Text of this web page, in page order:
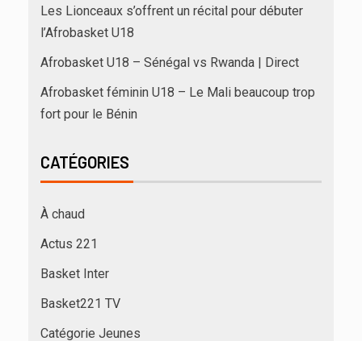
Les Lionceaux s’offrent un récital pour débuter
l’Afrobasket U18
Afrobasket U18 – Sénégal vs Rwanda | Direct
Afrobasket féminin U18 – Le Mali beaucoup trop
fort pour le Bénin
CATÉGORIES
À chaud
Actus 221
Basket Inter
Basket221 TV
Catégorie Jeunes